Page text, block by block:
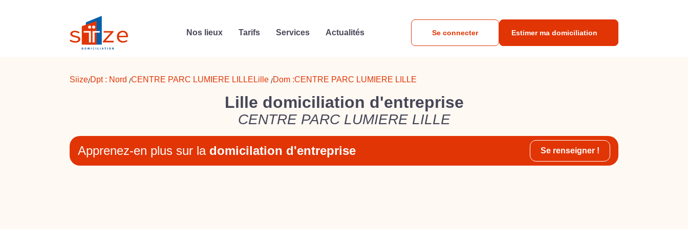
Nos lieux Tarifs Services Actualités Se connecter Estimer ma domiciliation
Siize/Dpt : Nord /CENTRE PARC LUMIERE LILLE Lille /Dom :CENTRE PARC LUMIERE LILLE
Lille domiciliation d'entreprise
CENTRE PARC LUMIERE LILLE
Apprenez-en plus sur la domicilation d'entreprise Se renseigner !